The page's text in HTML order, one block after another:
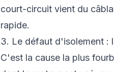
court-circuit vient du
rapide.
3. Le défaut d'isolement :
C'est la cause la plus